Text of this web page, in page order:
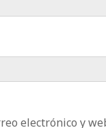
electrónico y